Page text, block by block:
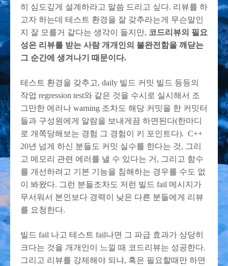
히 심도깊게 설계하라고 말씀 드리고 싶다. 리뷰를 하
고자 하는데 테스트 환경을 잘 갖추라는게 무슨말인
지 잘 모를거 같다는 생각이 들지만, 코드리뷰의 필요
성은 리뷰를 받는 사람 개개인의 불완전함을 깨닫는
그 순간에 생겨나기 때문이다.
테스트 환경을 갖추고, daily 빌드 커밋 빌드 등등의
작업 regression test와 같은 것을 수시로 실시해서 조
그만한 에러나 warning 조차도 해당 커밋을 한 커밋터
들과 구성원에게 알람을 보내게끔 하면된다(한마디
로 개쪽당해보는 경험 그 경험이 키 포인트다). C++
20년 넘게 하신 분들도 커밋 실수를 한다는 것, 그리
고 메모리 관련 에러를 낼 수 있다는 거, 그리고 함수
를 개선하려고 기본 기능을 침해하는 경우를 수도 없
이 봐왔다. 그런 분들조차도 저런 빌드 fail 메시지가
무서워서 본인보다 경력이 낮은 다른 분들에게 리뷰
를 요청한다.
빌드 fail 나고 테스트 fail나면 그 파급 효과가 상당히
크다는 것을 개개인이 느낄 때 코드리뷰는 성공한다.
그리고 리뷰를 강제해야 되냐, 혹은 필요할때만 하면